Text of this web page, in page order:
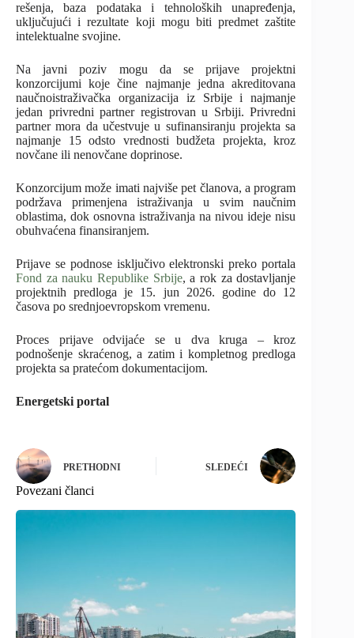
rešenja, baza podataka i tehnoloških unapređenja,
uključujući i rezultate koji mogu biti predmet zaštite
intelektualne svojine.
Na javni poziv mogu da se prijave projektni
konzorcijumi koje čine najmanje jedna akreditovana
naučnoistraživačka organizacija iz Srbije i najmanje
jedan privredni partner registrovan u Srbiji. Privredni
partner mora da učestvuje u sufinansiranju projekta sa
najmanje 15 odsto vrednosti budžeta projekta, kroz
novčane ili nenovčane doprinose.
Konzorcijum može imati najviše pet članova, a program
podržava primenjena istraživanja u svim naučnim
oblastima, dok osnovna istraživanja na nivou ideje nisu
obuhvaćena finansiranjem.
Prijave se podnose isključivo elektronski preko portala
Fond za nauku Republike Srbije, a rok za dostavljanje
projektnih predloga je 15. jun 2026. godine do 12
časova po srednjoevropskom vremenu.
Proces prijave odvijaće se u dva kruga – kroz
podnošenje skraćenog, a zatim i kompletnog predloga
projekta sa pratećom dokumentacijom.
Energetski portal
PRETHODNI SLEDEĆI
Povezani članci